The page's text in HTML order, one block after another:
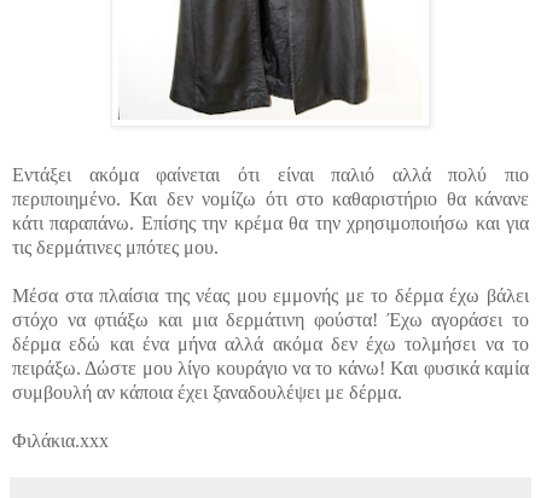
Εντάξει ακόμα φαίνεται ότι είναι παλιό αλλά πολύ πιο
περιποιημένο. Και δεν νομίζω ότι στο καθαριστήριο θα κάνανε
κάτι παραπάνω. Επίσης την κρέμα θα την χρησιμοποιήσω και για
τις δερμάτινες μπότες μου.
Μέσα στα πλαίσια της νέας μου εμμονής με το δέρμα έχω βάλει
στόχο να φτιάξω και μια δερμάτινη φούστα! Έχω αγοράσει το
δέρμα εδώ και ένα μήνα αλλά ακόμα δεν έχω τολμήσει να το
πειράξω. Δώστε μου λίγο κουράγιο να το κάνω! Και φυσικά καμία
συμβουλή αν κάποια έχει ξαναδουλέψει με δέρμα.
Φιλάκια.xxx